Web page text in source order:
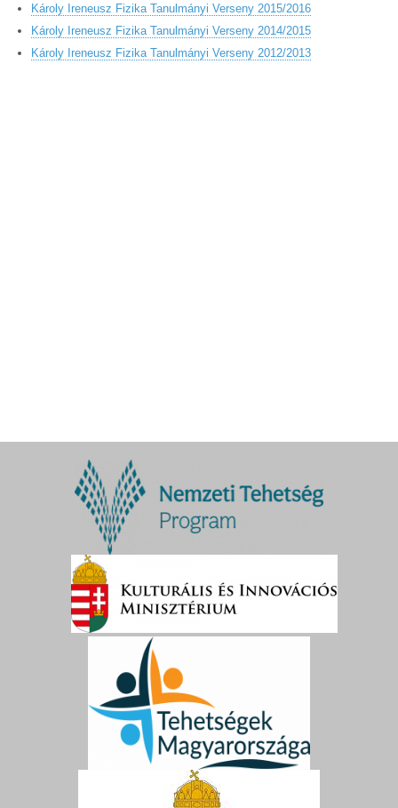
Károly Ireneusz Fizika Tanulmányi Verseny 2015/2016
Károly Ireneusz Fizika Tanulmányi Verseny 2014/2015
Károly Ireneusz Fizika Tanulmányi Verseny 2012/2013